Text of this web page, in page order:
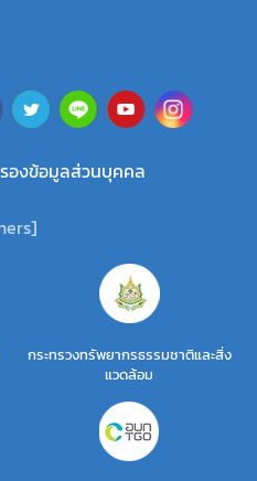
องข้อมูลส่วนบุคคล
กระทรวงทรัพยากรธรรมชาติและสิ่ง
แวดล้อม